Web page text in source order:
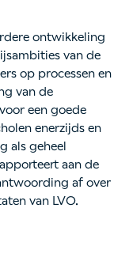
ontwikkeling
van de
op processen en
van de
een goede
enerzijds en
als geheel
aan de
af over
van LVO.